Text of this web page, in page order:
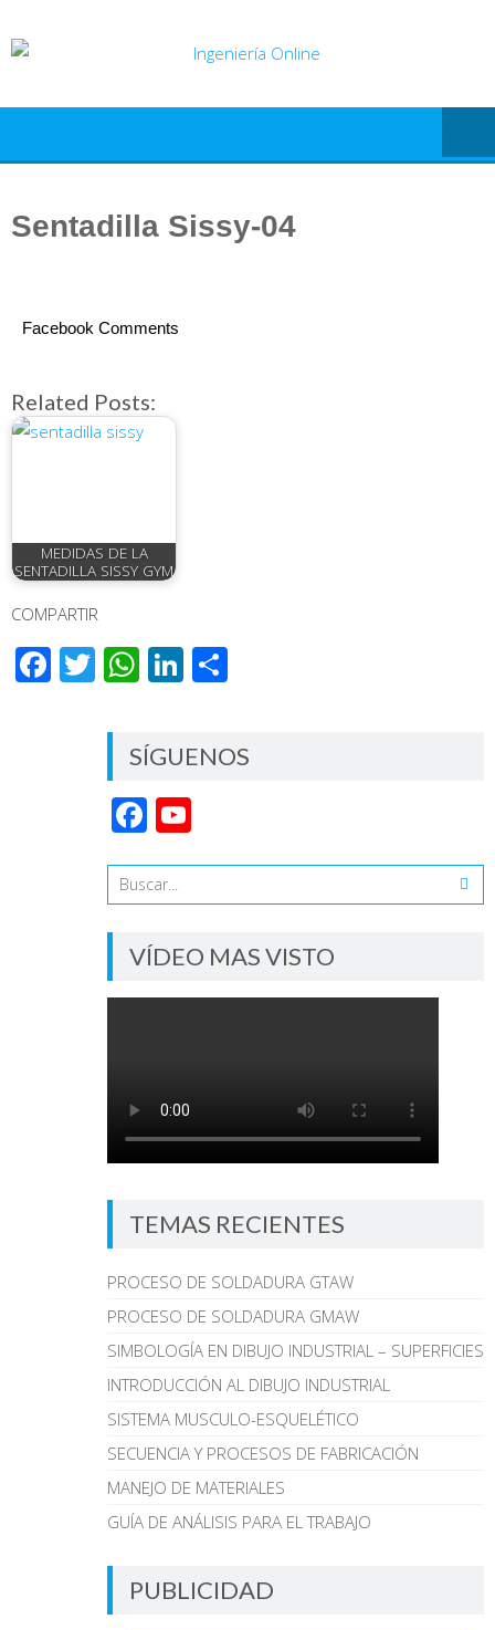
Sentadilla Sissy-04
Facebook Comments
Related Posts:
MEDIDAS DE LA
SENTADILLA SISSY GYM
COMPARTIR
Facebook
Twitter
WhatsApp
LinkedIn
SÍGUENOS
Facebook
VÍDEO MAS VISTO
TEMAS RECIENTES
PROCESO DE SOLDADURA GTAW
PROCESO DE SOLDADURA GMAW
SIMBOLOGÍA EN DIBUJO INDUSTRIAL – SUPERFICIES
INTRODUCCIÓN AL DIBUJO INDUSTRIAL
SISTEMA MUSCULO-ESQUELÉTICO
SECUENCIA Y PROCESOS DE FABRICACIÓN
MANEJO DE MATERIALES
GUÍA DE ANÁLISIS PARA EL TRABAJO
PUBLICIDAD